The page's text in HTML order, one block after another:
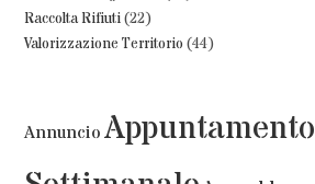
Raccolta Rifiuti(22)
Valorizzazione Territorio (44)
Annuncio Appuntamento